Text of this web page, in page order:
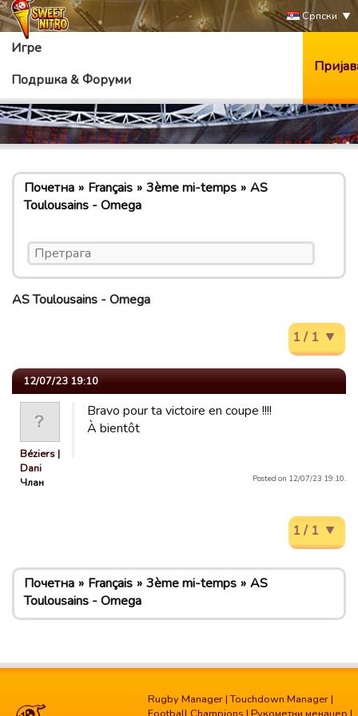
Српски
Игре
Подршка & Форуми
Почетна Français 3ème mi-temps
AS
Toulousains - Omega
AS Toulousains - Omega
1 / 1
12/07/23 19:10
Béziers |
Dani
Члан
Bravo pour ta victoire en coupe !!!!
À bientôt
Posted on 12/07/23 19:10.
1 / 1
Почетна Français 3ème mi-temps
AS
Toulousains - Omega
Rugby Manager |Touchdown Manager |